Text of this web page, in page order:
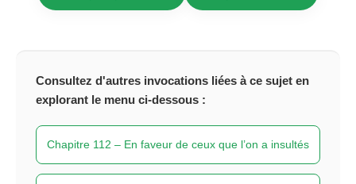
Consultez d'autres invocations liées à ce sujet en
explorant le menu ci-dessous :
Chapitre 112 – En faveur de ceux que l’on a insultés